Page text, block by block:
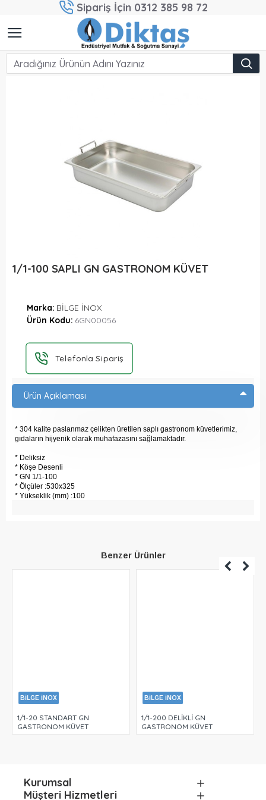
Sipariş İçin 0312 385 98 72
1/1-100 SAPLI GN GASTRONOM KÜVET
Marka: BİLGE İNOX
Ürün Kodu: 6GN00056
Telefonla Sipariş
Ürün Açıklaması
* 304 kalite paslanmaz çelikten üretilen saplı gastronom küvetlerimiz,
gıdaların hijyenik olarak muhafazasını sağlamaktadır.
* Deliksiz
* Köşe Desenli
* GN 1/1-100
* Ölçüler :530x325
* Yükseklik (mm) :100
Benzer Ürünler
BİLGE İNOX
1/1-20 STANDART GN
GASTRONOM KÜVET
BİLGE İNOX
1/1-200 DELİKLİ GN
GASTRONOM KÜVET
Kurumsal
Müşteri Hizmetleri